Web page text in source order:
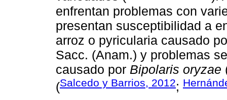
enfrentan problemas con
presentan susceptibilidad a
arroz o pyricularia causado
Sacc. (Anam.) y problemas
causado por Bipolaris oryzae
(Salcedo y Barrios, 2012;